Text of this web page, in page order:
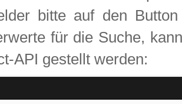
bitte auf den
für die Suche,
API gestellt werden: